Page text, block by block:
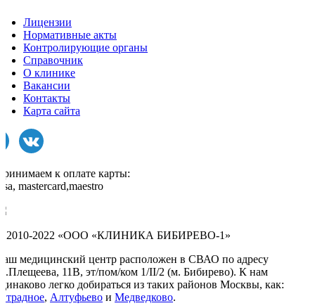
Лицензии
Нормативные акты
Контролирующие органы
Справочник
О клинике
Вакансии
Контакты
Карта сайта
к оплате карты:
mastercard,maestro
2010-2022 «ООО «КЛИНИКА БИБИРЕВО-1»
медицинский центр расположен в СВАО по адресу
11В, эт/пом/ком 1/II/2 (м. Бибирево). К нам
легко добираться из таких районов Москвы, как:
, Алтуфьево и Медведково.